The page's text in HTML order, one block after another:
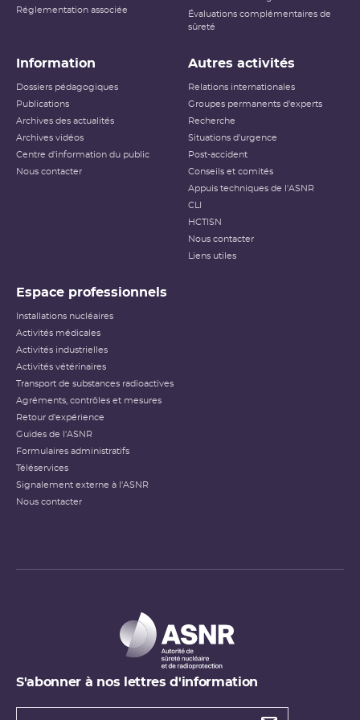
Réglementation associée
Évaluations complémentaires de
sûreté
Information
Dossiers pédagogiques
Publications
Archives des actualités
Archives vidéos
Centre d'information du public
Nous contacter
Autres activités
Relations internationales
Groupes permanents d'experts
Recherche
Situations d'urgence
Post-accident
Conseils et comités
Appuis techniques de l'ASNR
CLI
HCTISN
Nous contacter
Liens utiles
Espace professionnels
Installations nucléaires
Activités médicales
Activités industrielles
Activités vétérinaires
Transport de substances radioactives
Agréments, contrôles et mesures
Retour d'expérience
Guides de l'ASNR
Formulaires administratifs
Téléservices
Signalement externe à l'ASNR
Nous contacter
S'abonner à nos lettres d'information
Types de